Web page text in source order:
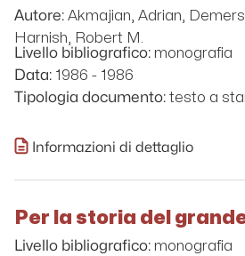
Autore: Akmajian, Adrian,
Harnish, Robert M.
Livello bibliografico: monografia
Data: 1986 - 1986
Tipologia documento: testo a
Informazioni di dettaglio
Per la storia del
Livello bibliografico: monografia